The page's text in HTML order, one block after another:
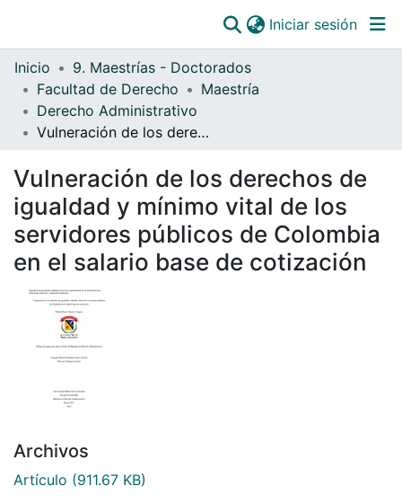
Todo DSpace
Estadísticas
OJS
Paz y salvos
Iniciar sesión
Inicio
9. Maestrías - Doctorados
Facultad de Derecho
Maestría
Derecho Administrativo
Vulneración de los derechos de igualdad y mínimo vital de los servidores públicos de Colombia en el salario base de cotización
Vulneración de los derechos de
igualdad y mínimo vital de los
servidores públicos de Colombia
en el salario base de cotización
Archivos
Artículo (911.67 KB)